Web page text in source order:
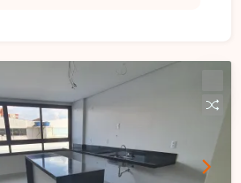
espaço gourmet e salão de
mobiliados pela
como preparação para
gás canalizado, rodapés
nos banheiros e porcelanato
praticidade e sofisticação.